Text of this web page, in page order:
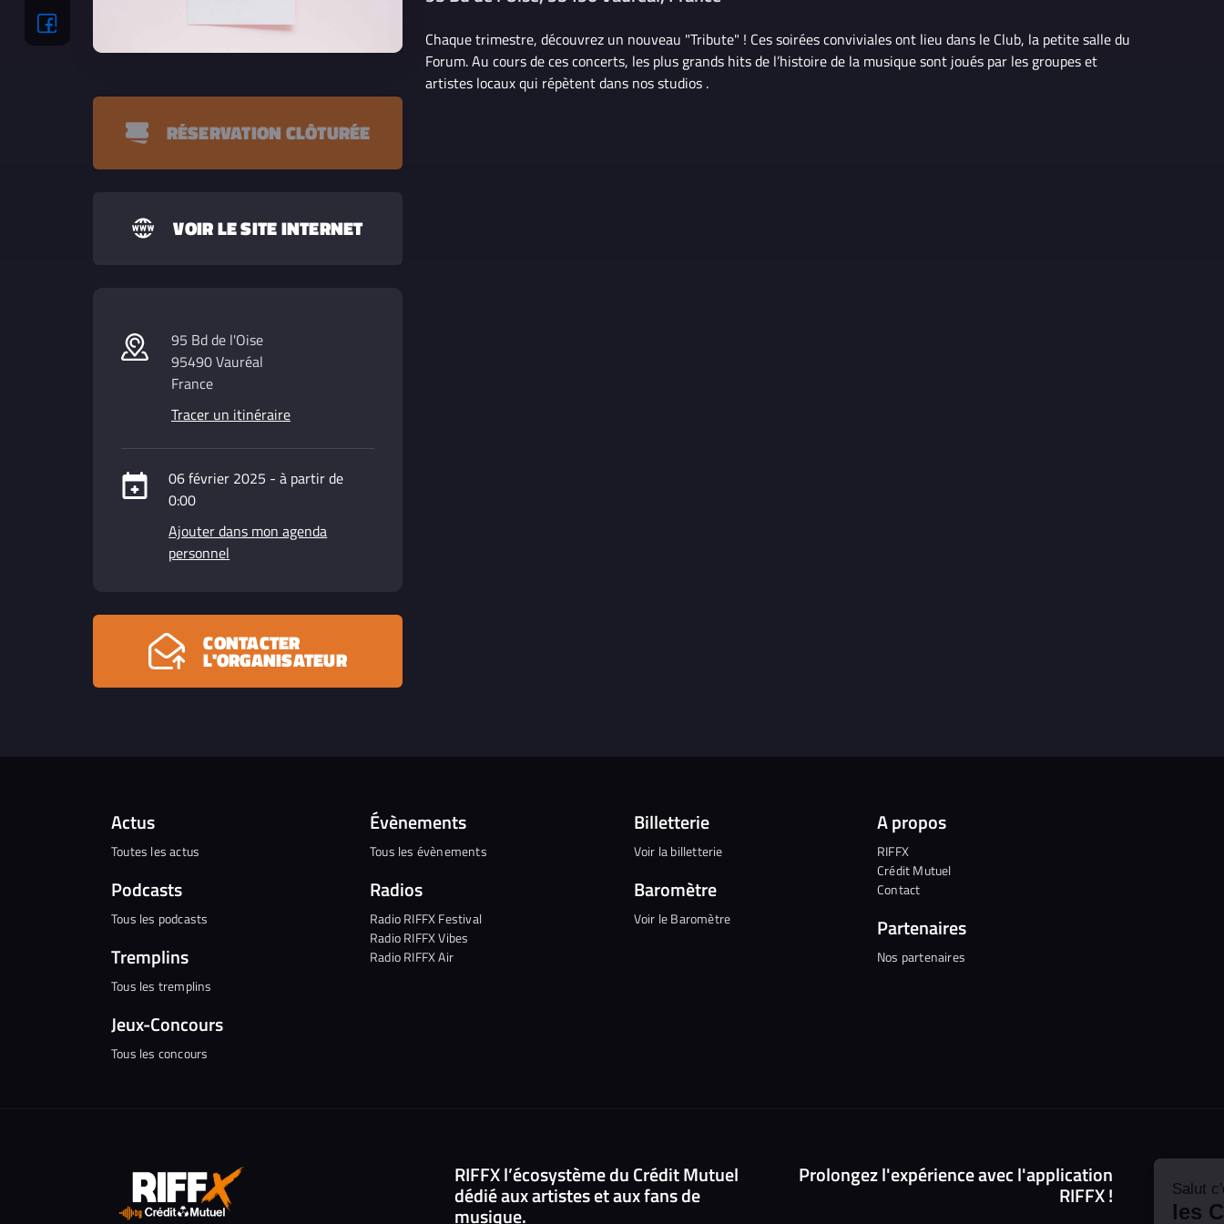
Salut c'est nous...
RÉSERVATION CLÔTURÉE
VOIR LE SITE INTERNET
95 Bd de l'Oise
95490 Vauréal
France
Tracer un itinéraire
06 février 2025 - à partir de
0:00
Ajouter dans mon agenda
personnel
CONTACTER
L'ORGANISATEUR
Chaque trimestre, découvrez un nouveau "Tribute" ! Ces soirées conviviales ont lieu dans le Club, la petite salle du
Forum. Au cours de ces concerts, les plus grands hits de l’histoire de la musique sont joués par les groupes et
artistes locaux qui répètent dans nos studios .
Actus
Toutes les actus
Podcasts
Tous les podcasts
Tremplins
Tous les tremplins
Jeux-Concours
Tous les concours
Évènements
Tous les évènements
Radios
Radio RIFFX Festival
Radio RIFFX Vibes
Radio RIFFX Air
Billetterie
Voir la billetterie
Baromètre
Voir le Baromètre
A propos
RIFFX
Crédit Mutuel
Contact
Partenaires
Nos partenaires
RIFFX l’écosystème du Crédit Mutuel
dédié aux artistes et aux fans de
musique.
Prolongez l'expérience avec l'application
RIFFX !